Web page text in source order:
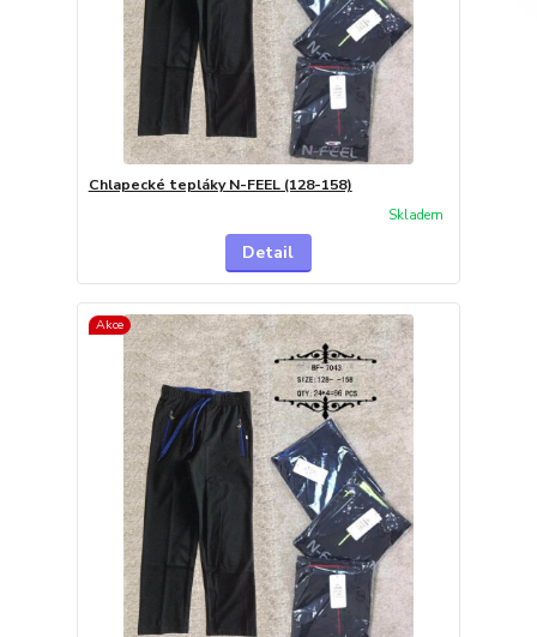
Chlapecké tepláky N-FEEL (128-158)
Skladem
Detail
Akce